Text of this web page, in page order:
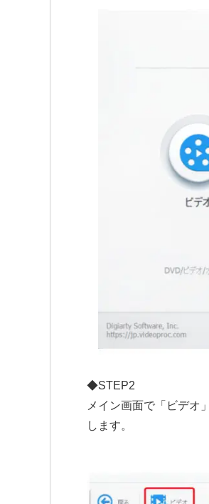
◆STEP2
メイン画面で「ビデオ
します。